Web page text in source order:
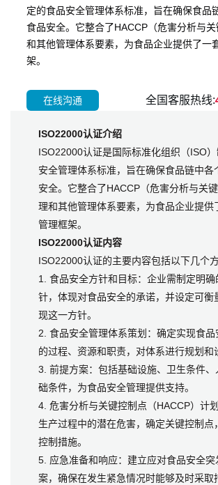
定的食品安全管理体系标准，旨在确保食品
食品安全。它整合了HACCP（危害分析与
和其他管理体系要素，为食品企业提供了一
架。
在线沟通 全国客服热线:
ISO22000认证介绍
ISO22000认证是国际标准化组织（ISO
安全管理体系标准，旨在确保食品链中各
安全。它整合了HACCP（危害分析与关
理和其他管理体系要素，为食品企业提供
管理框架。
ISO22000认证内容
ISO22000认证的主要内容包括以下几个方
1. 食品安全方针和目标：企业需制定明确
针，体现对食品安全的承诺，并设定可衡
现这一方针。
2. 食品安全管理体系策划：确定实现食品
的过程、资源和职责，对体系进行规划和
3. 前提方案：包括基础设施、卫生条件
础条件，为食品安全管理提供支持。
4. 危害分析与关键控制点（HACCP）计
生产过程中的潜在危害，确定关键控制点
控制措施。
5. 应急准备和响应：建立应对食品安全突
案，确保在发生紧急情况时能够及时采取